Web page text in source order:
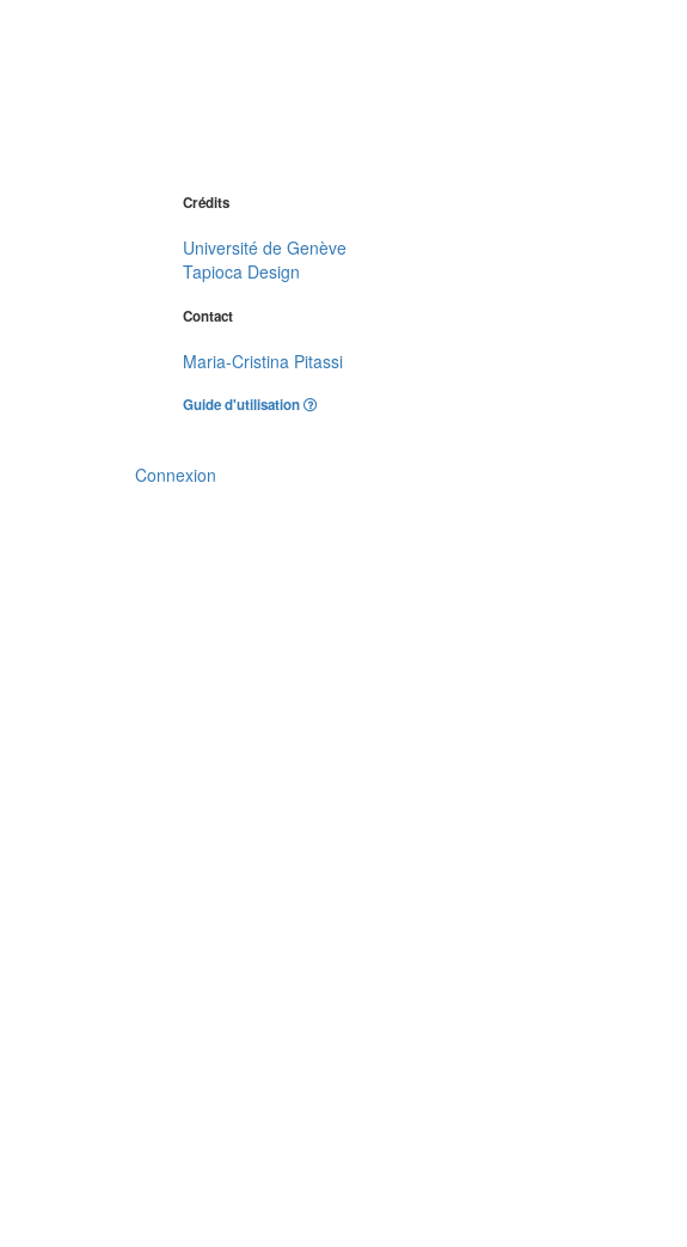
Crédits
Université de Genève
Tapioca Design
Contact
Maria-Cristina Pitassi
Guide d'utilisation
Connexion